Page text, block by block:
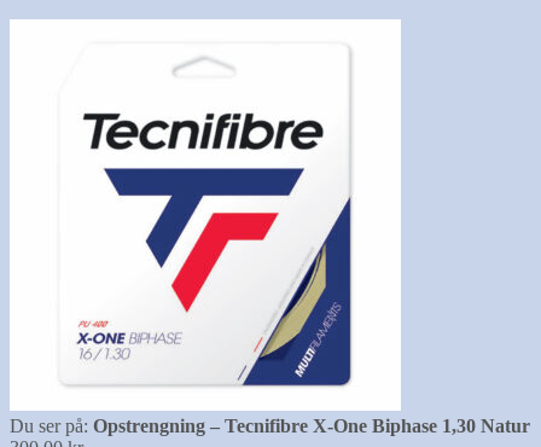
Du ser på: Opstrengning – Tecnifibre X-One Biphase 1,30 Natur